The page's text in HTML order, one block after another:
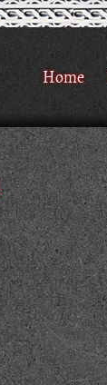
Home